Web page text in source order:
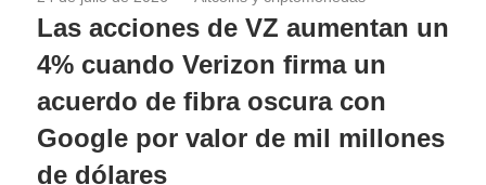
Las acciones de VZ aumentan un
4% cuando Verizon firma un
acuerdo de fibra oscura con
Google por valor de mil millones
de dólares